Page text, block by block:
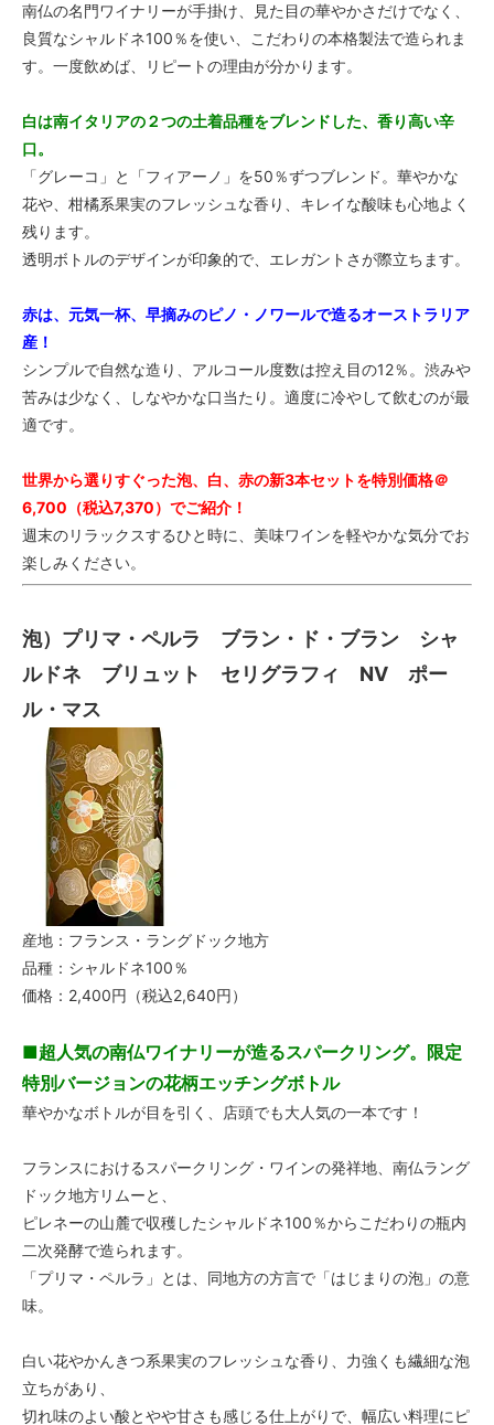
南仏の名門ワイナリーが手掛け、見た目の華やかさだけでなく、
良質なシャルドネ100％を使い、こだわりの本格製法で造られま
す。一度飲めば、リピートの理由が分かります。
白は南イタリアの２つの土着品種をブレンドした、香り高い辛
口。
「グレーコ」と「フィアーノ」を50％ずつブレンド。華やかな
花や、柑橘系果実のフレッシュな香り、キレイな酸味も心地よく
残ります。
透明ボトルのデザインが印象的で、エレガントさが際立ちます。
赤は、元気一杯、早摘みのピノ・ノワールで造るオーストラリア
産！
シンプルで自然な造り、アルコール度数は控え目の12％。渋みや
苦みは少なく、しなやかな口当たり。適度に冷やして飲むのが最
適です。
世界から選りすぐった泡、白、赤の新3本セットを特別価格＠
6,700（税込7,370）でご紹介！
週末のリラックスするひと時に、美味ワインを軽やかな気分でお
楽しみください。
泡）プリマ・ペルラ ブラン・ド・ブラン シャ
ルドネ ブリュット セリグラフィ NV ポー
ル・マス
産地：フランス・ラングドック地方
品種：シャルドネ100％
価格：2,400円（税込2,640円）
■超人気の南仏ワイナリーが造るスパークリング。限定
特別バージョンの花柄エッチングボトル
華やかなボトルが目を引く、店頭でも大人気の一本です！
フランスにおけるスパークリング・ワインの発祥地、南仏ラング
ドック地方リムーと、
ピレネーの山麓で収穫したシャルドネ100％からこだわりの瓶内
二次発酵で造られます。
「プリマ・ペルラ」とは、同地方の方言で「はじまりの泡」の意
味。
白い花やかんきつ系果実のフレッシュな香り、力強くも繊細な泡
立ちがあり、
切れ味のよい酸とやや甘さも感じる仕上がりで、幅広い料理にピ